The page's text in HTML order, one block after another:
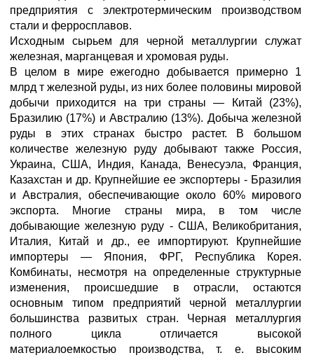
предприятия с электротермическим производством
стали и ферросплавов.
Исходным сырьем для черной металлургии служат
железная, марганцевая и хромовая руды.
В целом в мире ежегодно добывается примерно 1
млрд т железной руды, из них более половины мировой
добычи приходится на три страны — Китай (23%),
Бразилию (17%) и Австралию (13%). Добыча железной
руды в этих странах быстро растет. В большом
количестве железную руду добывают также Россия,
Украина, США, Индия, Канада, Венесуэла, Франция,
Казахстан и др. Крупнейшие ее экспортеры - Бразилия
и Австралия, обеспечивающие около 60% мирового
экспорта. Многие страны мира, в том числе
добывающие железную руду - США, Великобритания,
Италия, Китай и др., ее импортируют. Крупнейшие
импортеры — Япония, ФРГ, Республика Корея.
Комбинаты, несмотря на определенные структурные
изменения, происшедшие в отрасли, остаются
основным типом предприятий черной металлургии
большинства развитых стран. Черная металлургия
полного цикла отличается высокой
материалоемкостью производства, т. е. высоким